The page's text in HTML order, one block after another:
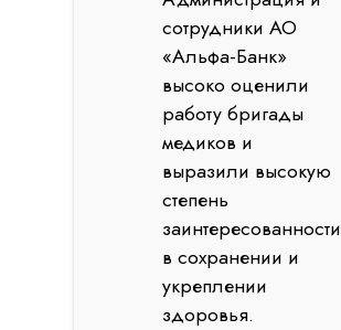
сотрудники АО
«Альфа-Банк»
высоко оценили
работу бригады
медиков и
выразили высокую
степень
заинтересованности
в сохранении и
укреплении
здоровья.